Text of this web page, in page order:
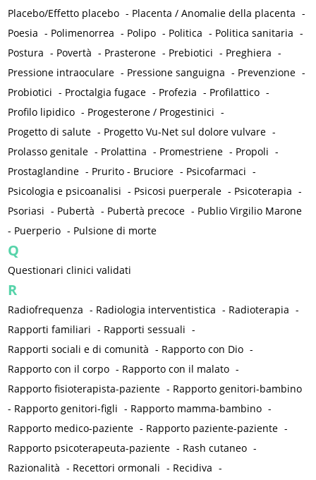
Placebo/Effetto placebo - Placenta / Anomalie della placenta -
Poesia - Polimenorrea - Polipo - Politica - Politica sanitaria -
Postura - Povertà - Prasterone - Prebiotici - Preghiera -
Pressione intraoculare - Pressione sanguigna - Prevenzione -
Probiotici - Proctalgia fugace - Profezia - Profilattico -
Profilo lipidico - Progesterone / Progestinici -
Progetto di salute - Progetto Vu-Net sul dolore vulvare -
Prolasso genitale - Prolattina - Promestriene - Propoli -
Prostaglandine - Prurito - Bruciore - Psicofarmaci -
Psicologia e psicoanalisi - Psicosi puerperale - Psicoterapia -
Psoriasi - Pubertà - Pubertà precoce - Publio Virgilio Marone
- Puerperio - Pulsione di morte
Q
Questionari clinici validati
R
Radiofrequenza - Radiologia interventistica - Radioterapia -
Rapporti familiari - Rapporti sessuali -
Rapporti sociali e di comunità - Rapporto con Dio -
Rapporto con il corpo - Rapporto con il malato -
Rapporto fisioterapista-paziente - Rapporto genitori-bambino
- Rapporto genitori-figli - Rapporto mamma-bambino -
Rapporto medico-paziente - Rapporto paziente-paziente -
Rapporto psicoterapeuta-paziente - Rash cutaneo -
Razionalità - Recettori ormonali - Recidiva -